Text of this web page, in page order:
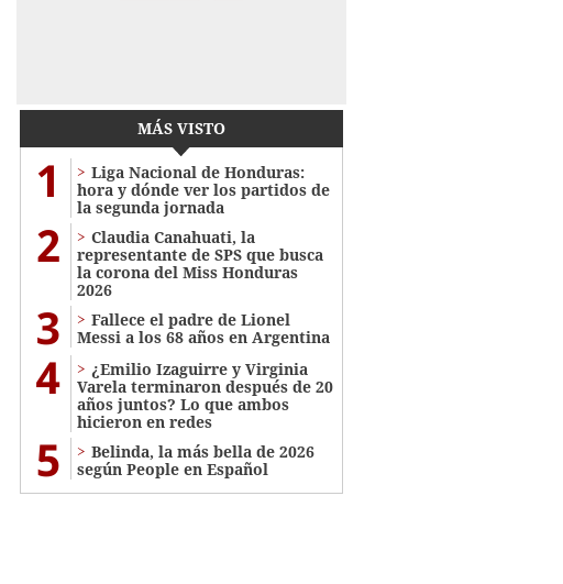
MÁS VISTO
1
Liga Nacional de Honduras:
hora y dónde ver los partidos de
la segunda jornada
2
Claudia Canahuati, la
representante de SPS que busca
la corona del Miss Honduras
2026
3
Fallece el padre de Lionel
Messi a los 68 años en Argentina
4
¿Emilio Izaguirre y Virginia
Varela terminaron después de 20
años juntos? Lo que ambos
hicieron en redes
5
Belinda, la más bella de 2026
según People en Español